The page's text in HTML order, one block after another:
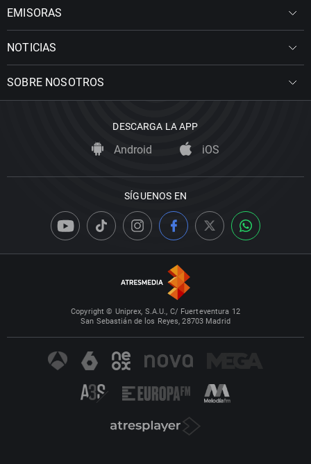
EMISORAS
NOTICIAS
SOBRE NOSOTROS
DESCARGA LA APP
Android iOS
SÍGUENOS EN
Copyright © Uniprex, S.A.U., C/ Fuerteventura 12
San Sebastián de los Reyes, 28703 Madrid